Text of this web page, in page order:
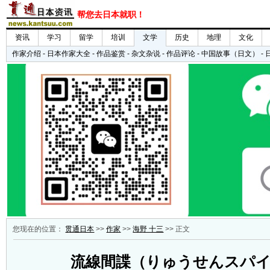
您现在的位置：贯通日本 >>作家 >>海野 十三 >> 正文
流線間諜（りゅうせんスパ